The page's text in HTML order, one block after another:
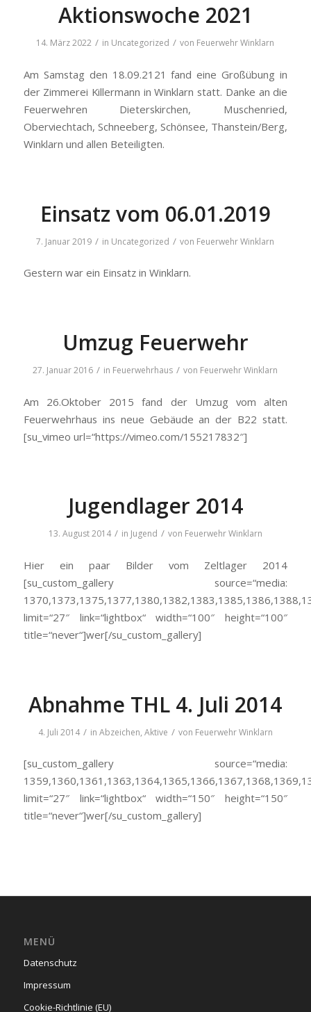
Aktionswoche 2021
14. März 2022 / in Uncategorized / von Feuerwehr Winklarn
Am Samstag den 18.09.2121 fand eine Großübung in
der Zimmerei Killermann in Winklarn statt. Danke an die
Feuerwehren Dieterskirchen, Muschenried,
Oberviechtach, Schneeberg, Schönsee, Thanstein/Berg,
Winklarn und allen Beteiligten.
Einsatz vom 06.01.2019
7. Januar 2019 / in Uncategorized / von Feuerwehr Winklarn
Gestern war ein Einsatz in Winklarn.
Umzug Feuerwehr
27. Januar 2016 / in Feuerwehrhaus / von Feuerwehr Winklarn
Am 26.Oktober 2015 fand der Umzug vom alten
Feuerwehrhaus ins neue Gebäude an der B22 statt.
[su_vimeo url=“https://vimeo.com/155217832″]
Jugendlager 2014
13. August 2014 / in Jugend / von Feuerwehr Winklarn
Hier ein paar Bilder vom Zeltlager 2014
[su_custom_gallery source=“media:
limit=“27″ link=“lightbox“ width=“100″ height=“100″
title=“never“]wer[/su_custom_gallery]
Abnahme THL 4. Juli 2014
4. Juli 2014 / in Abzeichen, Aktive / von Feuerwehr Winklarn
[su_custom_gallery source=“media:
limit=“27″ link=“lightbox“ width=“150″ height=“150″
title=“never“]wer[/su_custom_gallery]
MENÜ
Datenschutz
Impressum
Cookie-Richtlinie (EU)